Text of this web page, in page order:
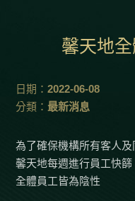
馨天地
日期：2022-06-08
分類： 最新消息
為了確保機構所有客人
馨天地每週進行員工快篩
全體員工皆為陰性